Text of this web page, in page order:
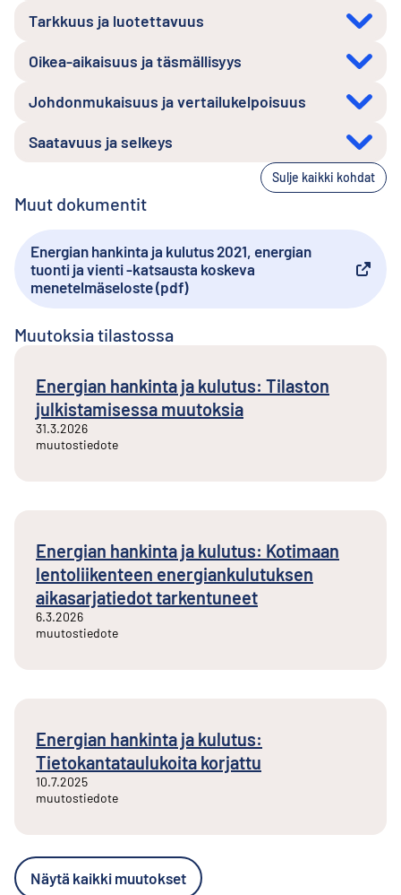
Tarkkuus ja luotettavuus
Oikea-aikaisuus ja täsmällisyys
Johdonmukaisuus ja vertailukelpoisuus
Saatavuus ja selkeys
Sulje kaikki kohdat
Muut dokumentit
Energian hankinta ja kulutus 2021, energian
tuonti ja vienti -katsausta koskeva
menetelmäseloste (pdf)
Ulkoinen linkki
Muutoksia tilastossa
Energian hankinta ja kulutus: Tilaston
julkistamisessa muutoksia
31.3.2026
muutostiedote
Energian hankinta ja kulutus: Kotimaan
lentoliikenteen energiankulutuksen
aikasarjatiedot tarkentuneet
6.3.2026
muutostiedote
Energian hankinta ja kulutus:
Tietokantataulukoita korjattu
10.7.2025
muutostiedote
Näytä kaikki muutokset